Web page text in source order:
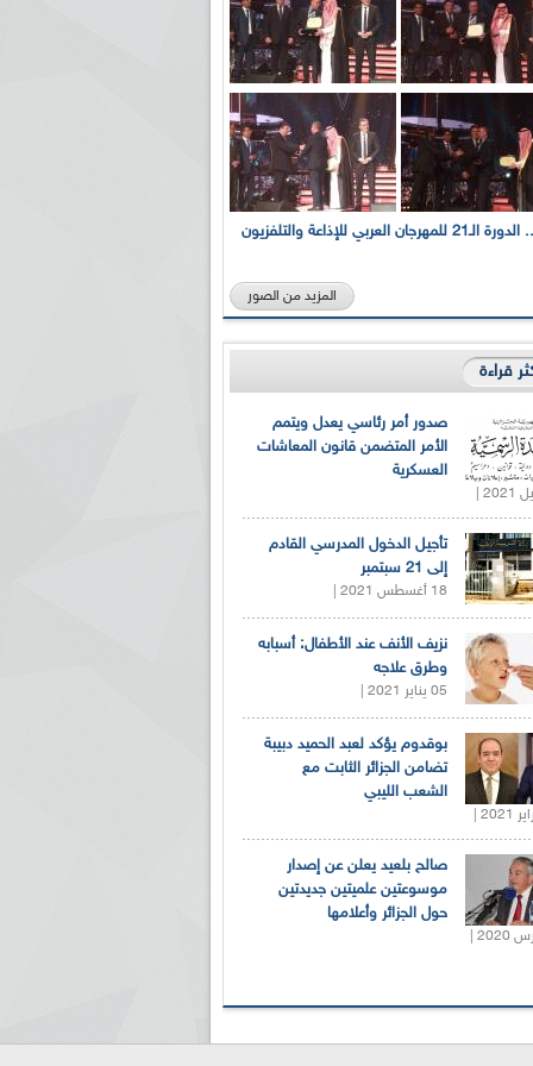
بالصور... الدورة الـ21 للمهرجان العربي للإذاعة والتلفزيون
المزيد من الصور
قراءة
صدور أمر رئاسي يعدل ويتمم
الأمر المتضمن قانون المعاشات
العسكرية
تأجيل الدخول المدرسي القادم
إلى 21 سبتمبر
18 أغسطس 2021 |
نزيف الأنف عند الأطفال: أسبابه
وطرق علاجه
05 يناير 2021 |
بوقدوم يؤكد لعبد الحميد دبيبة
تضامن الجزائر الثابت مع
الشعب الليبي
صالح بلعيد يعلن عن إصدار
موسوعتين علميتين جديدتين
حول الجزائر وأعلامها